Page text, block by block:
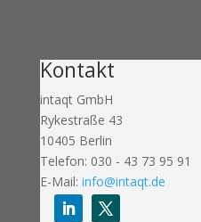
Kontakt
intaqt GmbH
Rykestraße 43
10405 Berlin
Telefon: 030 - 43 73 95 91
E-Mail: info@intaqt.de